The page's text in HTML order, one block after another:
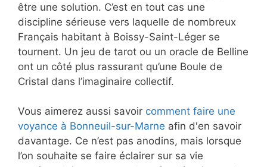
être une solution. C’est en tout cas une
discipline sérieuse vers laquelle de nombreux
Français habitant à Boissy-Saint-Léger se
tournent. Un jeu de tarot ou un oracle de Belline
ont un côté plus rassurant qu’une Boule de
Cristal dans l’imaginaire collectif.
Vous aimerez aussi savoir comment faire une
voyance à Bonneuil-sur-Marne afin d'en savoir
davantage. Ce n’est pas anodins, mais lorsque
l’on souhaite se faire éclairer sur sa vie